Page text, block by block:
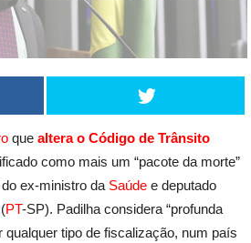
quealtera o Código de Trânsito
como mais um “pacote da morte”
ex-ministro da Saúde e deputado
(PT-SP). Padilha considera “profunda
qualquer tipo de fiscalização, num país